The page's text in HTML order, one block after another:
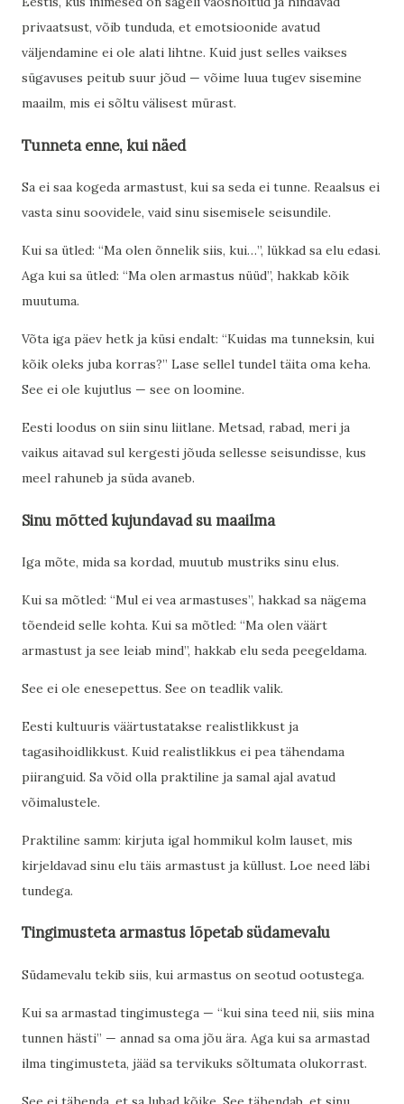
privaatsust, võib tunduda, et emotsioonide avatud
väljendamine ei ole alati lihtne. Kuid just selles vaikses
sügavuses peitub suur jõud — võime luua tugev sisemine
maailm, mis ei sõltu välisest mürast.
Tunneta enne, kui näed
Sa ei saa kogeda armastust, kui sa seda ei tunne. Reaalsus ei
vasta sinu soovidele, vaid sinu sisemisele seisundile.
Kui sa ütled: “Ma olen õnnelik siis, kui…”, lükkad sa elu edasi.
Aga kui sa ütled: “Ma olen armastus nüüd”, hakkab kõik
muutuma.
Võta iga päev hetk ja küsi endalt: “Kuidas ma tunneksin, kui
kõik oleks juba korras?” Lase sellel tundel täita oma keha.
See ei ole kujutlus — see on loomine.
Eesti loodus on siin sinu liitlane. Metsad, rabad, meri ja
vaikus aitavad sul kergesti jõuda sellesse seisundisse, kus
meel rahuneb ja süda avaneb.
Sinu mõtted kujundavad su maailma
Iga mõte, mida sa kordad, muutub mustriks sinu elus.
Kui sa mõtled: “Mul ei vea armastuses”, hakkad sa nägema
tõendeid selle kohta. Kui sa mõtled: “Ma olen väärt
armastust ja see leiab mind”, hakkab elu seda peegeldama.
See ei ole enesepettus. See on teadlik valik.
Eesti kultuuris väärtustatakse realistlikkust ja
tagasihoidlikkust. Kuid realistlikkus ei pea tähendama
piiranguid. Sa võid olla praktiline ja samal ajal avatud
võimalustele.
Praktiline samm: kirjuta igal hommikul kolm lauset, mis
kirjeldavad sinu elu täis armastust ja küllust. Loe need läbi
tundega.
Tingimusteta armastus lõpetab südamevalu
Südamevalu tekib siis, kui armastus on seotud ootustega.
Kui sa armastad tingimustega — “kui sina teed nii, siis mina
tunnen hästi” — annad sa oma jõu ära. Aga kui sa armastad
ilma tingimusteta, jääd sa tervikuks sõltumata olukorrast.